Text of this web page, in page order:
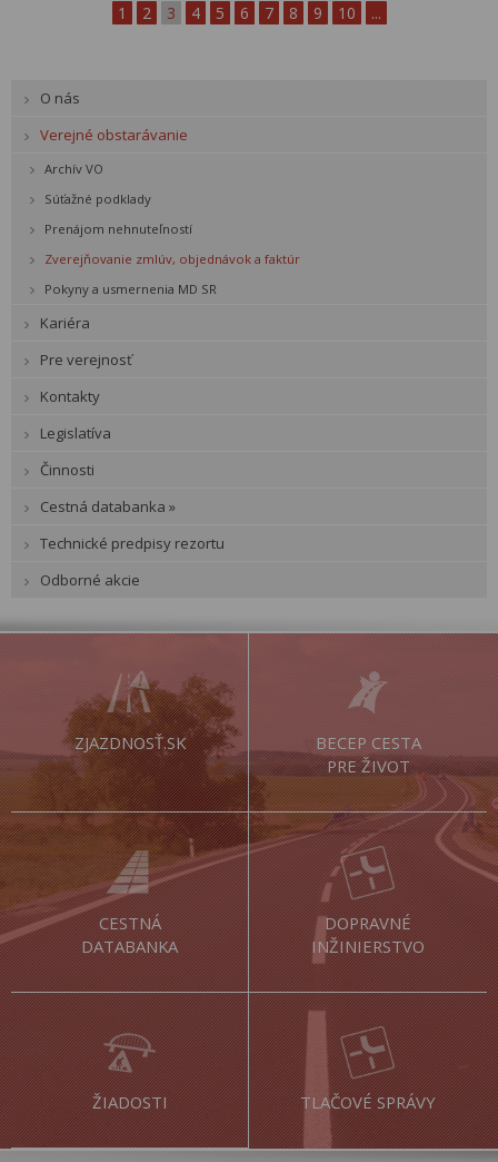
1 2 3 4 5 6 7 8 9 10 ...
O nás
Verejné obstarávanie
Archív VO
Súťažné podklady
Prenájom nehnuteľností
Zverejňovanie zmlúv, objednávok a faktúr
Pokyny a usmernenia MD SR
Kariéra
Pre verejnosť
Kontakty
Legislatíva
Činnosti
Cestná databanka »
Technické predpisy rezortu
Odborné akcie
ZJAZDNOSŤ.SK
BECEP CESTA
PRE ŽIVOT
CESTNÁ
DATABANKA
DOPRAVNÉ
INŽINIERSTVO
ŽIADOSTI TLAČOVÉ SPRÁVY